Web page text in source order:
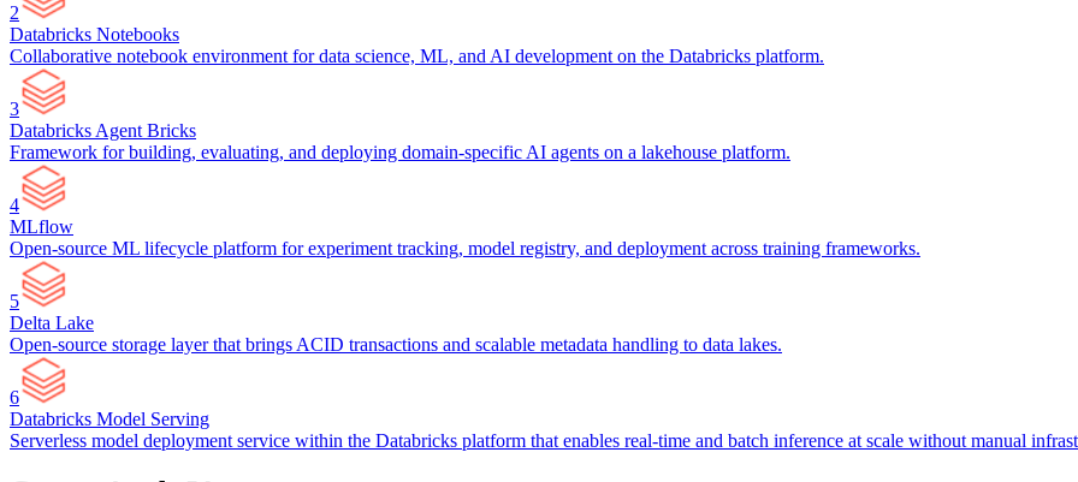
2
Databricks Notebooks
Collaborative notebook environment for data science, ML, and AI development on the Databricks platform.
3
Databricks Agent Bricks
Framework for building, evaluating, and deploying domain-specific AI agents on a lakehouse platform.
4
MLflow
Open-source ML lifecycle platform for experiment tracking, model registry, and deployment across training frameworks.
5
Delta Lake
Open-source storage layer that brings ACID transactions and scalable metadata handling to data lakes.
6
Databricks Model Serving
Serverless model deployment service within the Databricks platform that enables real-time and batch inference at scale without manual